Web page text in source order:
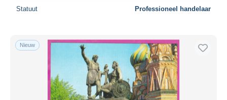
Statuut Professioneel handelaar
Nieuw